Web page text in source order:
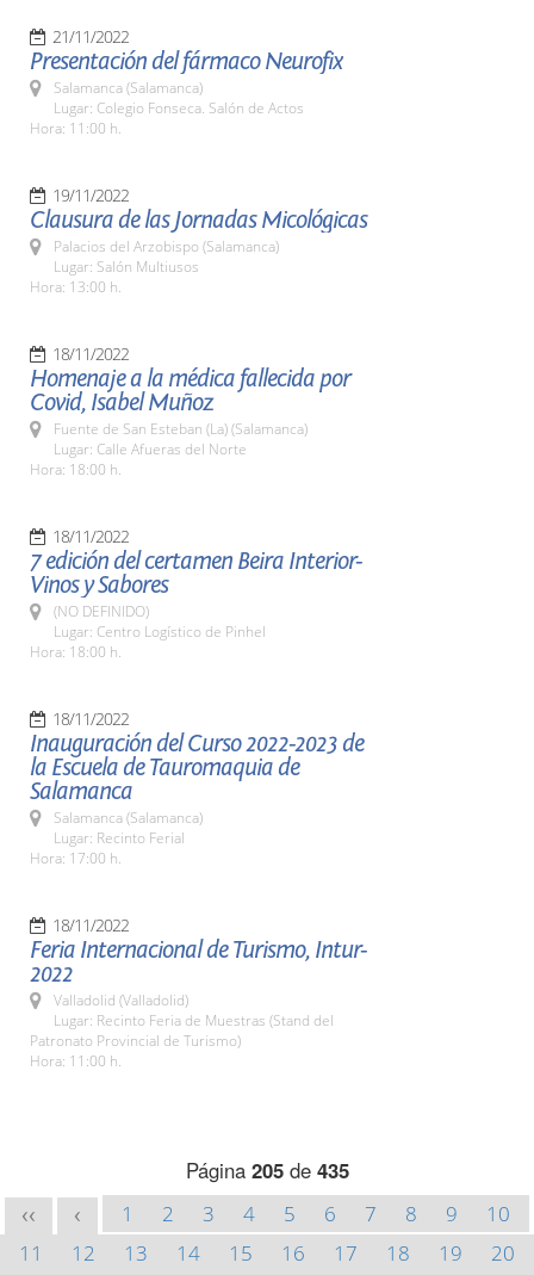
21/11/2022
Presentación del fármaco Neurofix
Salamanca (Salamanca)
Lugar: Colegio Fonseca. Salón de Actos
Hora: 11:00 h.
19/11/2022
Clausura de las Jornadas Micológicas
Palacios del Arzobispo (Salamanca)
Lugar: Salón Multiusos
Hora: 13:00 h.
18/11/2022
Homenaje a la médica fallecida por
Covid, Isabel Muñoz
Fuente de San Esteban (La) (Salamanca)
Lugar: Calle Afueras del Norte
Hora: 18:00 h.
18/11/2022
7 edición del certamen Beira Interior-
Vinos y Sabores
(NO DEFINIDO)
Lugar: Centro Logístico de Pinhel
Hora: 18:00 h.
18/11/2022
Inauguración del Curso 2022-2023 de
la Escuela de Tauromaquia de
Salamanca
Salamanca (Salamanca)
Lugar: Recinto Ferial
Hora: 17:00 h.
18/11/2022
Feria Internacional de Turismo, Intur-
2022
Valladolid (Valladolid)
Lugar: Recinto Feria de Muestras (Stand del
Patronato Provincial de Turismo)
Hora: 11:00 h.
Página 205de 435
<< < 1 2 3 4 5 6 7 8 9
10
11
12 13 14 15 16 17 18 19
20